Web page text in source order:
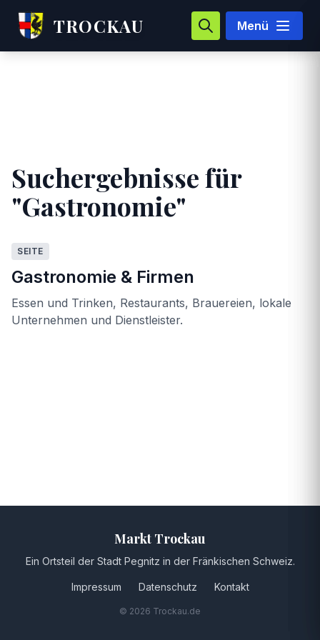
TROCKAU Menü
Suchergebnisse für
"Gastronomie"
SEITE
Gastronomie & Firmen
Essen und Trinken, Restaurants, Brauereien, lokale
Unternehmen und Dienstleister.
Markt Trockau
Ein Ortsteil der Stadt Pegnitz in der Fränkischen Schweiz.
Impressum Datenschutz Kontakt
© 2026 Trockau.de